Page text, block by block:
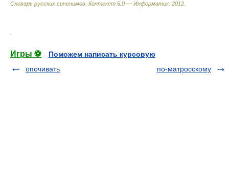
Словарь русских синонимов. Контекст 5.0 — Информатик. 2012
Игры ⚽
Поможем написать курсовую
опочивать
по-матросскому